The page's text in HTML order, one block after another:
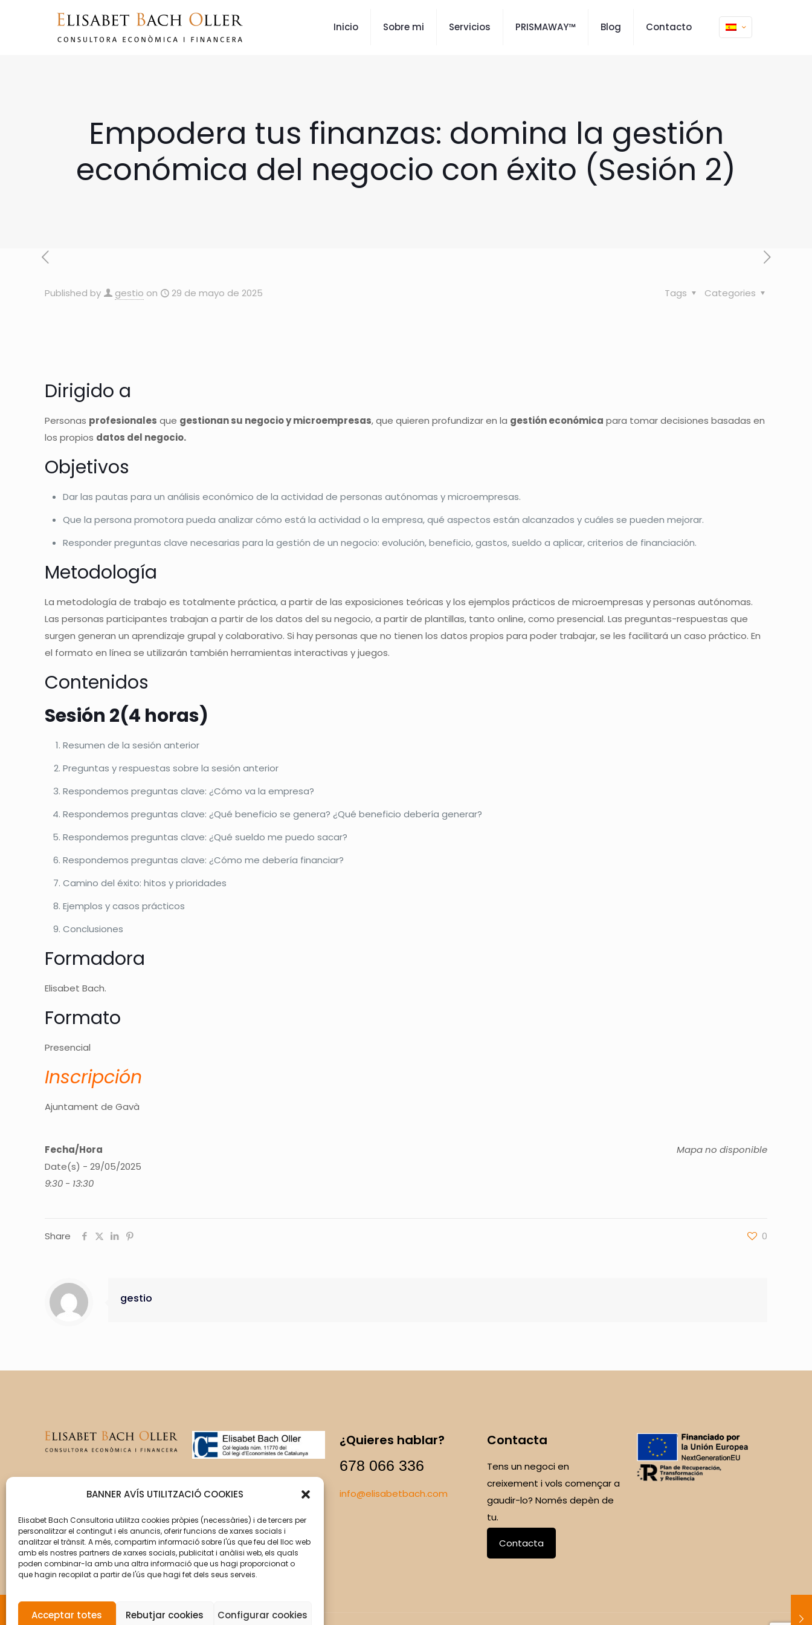
BANNER AVÍS UTILITZACIÓ COOKIES
Elisabet Bach Consultoria utilitza cookies pròpies (necessàries) i de tercers per
personalitzar el contingut i els anuncis, oferir funcions de xarxes socials i
analitzar el trànsit. A més, compartim informació sobre l'ús que feu del lloc web
amb els nostres partners de xarxes socials, publicitat i anàlisi web, els quals
poden combinar-la amb una altra informació que us hagi proporcionat o
que hagin recopilat a partir de l'ús que hagi fet dels seus serveis.
Acceptar totes Rebutjar cookies Configurar cookies
Inicio Sobre mi Servicios PRISMAWAY™ Blog Contacto
Empodera tus finanzas: domina la gestión
económica del negocio con éxito (Sesión 2)
Published by gestio on 29 de mayo de 2025 Categories
Tags
Dirigido a
Personas profesionales que gestionan su negocio y microempresas, que quieren profundizar en la gestión económica para tomar decisiones basadas en
los propios datos del negocio.
Objetivos
Dar las pautas para un análisis económico de la actividad de personas autónomas y microempresas.
Que la persona promotora pueda analizar cómo está la actividad o la empresa, qué aspectos están alcanzados y cuáles se pueden mejorar.
Responder preguntas clave necesarias para la gestión de un negocio: evolución, beneficio, gastos, sueldo a aplicar, criterios de financiación.
Metodología
La metodología de trabajo es totalmente práctica, a partir de las exposiciones teóricas y los ejemplos prácticos de microempresas y personas autónomas.
Las personas participantes trabajan a partir de los datos del su negocio, a partir de plantillas, tanto online, como presencial. Las preguntas-respuestas que
surgen generan un aprendizaje grupal y colaborativo. Si hay personas que no tienen los datos propios para poder trabajar, se les facilitará un caso práctico. En
el formato en línea se utilizarán también herramientas interactivas y juegos.
Contenidos
Sesión 2(4 horas)
Resumen de la sesión anterior
Preguntas y respuestas sobre la sesión anterior
Respondemos preguntas clave: ¿Cómo va la empresa?
Respondemos preguntas clave: ¿Qué beneficio se genera? ¿Qué beneficio debería generar?
Respondemos preguntas clave: ¿Qué sueldo me puedo sacar?
Respondemos preguntas clave: ¿Cómo me debería financiar?
Camino del éxito: hitos y prioridades
Ejemplos y casos prácticos
Conclusiones
Formadora
Elisabet Bach.
Formato
Presencial
Inscripción
Ajuntament de Gavà
Mapa no disponible
Fecha/Hora
Date(s) - 29/05/2025
9:30 - 13:30
Share 0
gestio
del creixement de la teva
empresa perquè aquesta
assoleixi els seus objectius.
¿Quieres hablar?
678 066 336
info@elisabetbach.com
Contacta
Tens un negoci en
creixement i vols començar a
gaudir-lo? Només depèn de
tu.
Contacta